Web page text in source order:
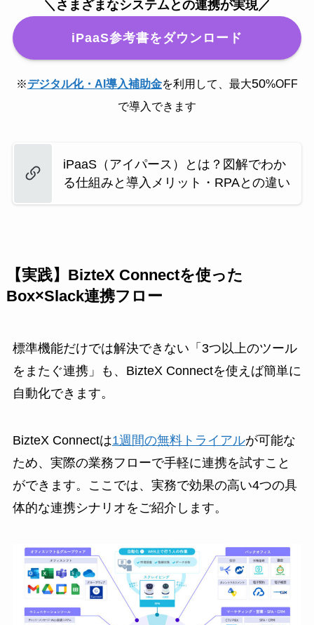
＼さまざまなシステムとの連携が実現／
iPaaS参考書をダウンロード
※デジタル化・AI導入補助金を利用して、最大50%OFF
で導入できます
iPaaS（アイパース）とは？図解でわか
る仕組みと導入メリット・RPAとの違い
【実践】BizteX Connectを使った
Box×Slack連携フロー
標準機能だけでは解決できない「3つ以上のツール
をまたぐ連携」も、BizteX Connectを使えば簡単に
自動化できます。
BizteX Connectは1週間の無料トライアルが可能な
ため、実際の業務フローで手軽に連携を試すこと
ができます。ここでは、実務で効果の高い4つの具
体的な連携シナリオをご紹介します。